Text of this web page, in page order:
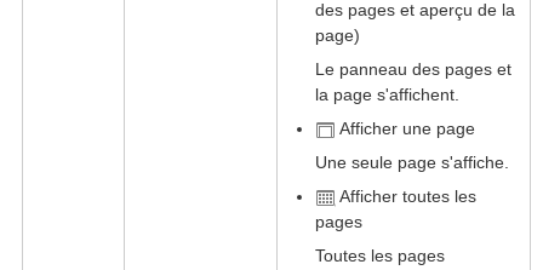
des pages et aperçu de la
page)
Le panneau des pages et
la page s'affichent.
Afficher une page
Une seule page s'affiche.
Afficher toutes les
pages
Toutes les pages